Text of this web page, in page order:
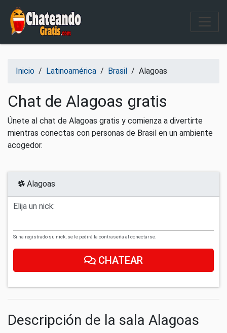
Salir del contenido
Inicio / Latinoamérica / Brasil / Alagoas
Chat de Alagoas gratis
Únete al chat de Alagoas gratis y comienza a divertirte
mientras conectas con personas de Brasil en un ambiente
acogedor.
Alagoas
Elija un nick:
Si ha registrado su nick, se le pedirá la contraseña al conectarse.
CHATEAR
Descripción de la sala Alagoas